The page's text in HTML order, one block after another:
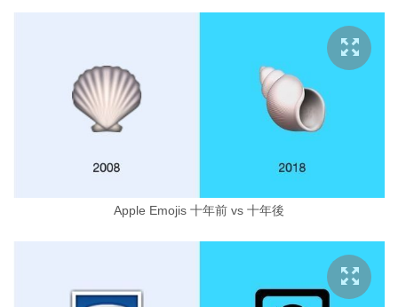
Apple Emojis 十年前 vs 十年後